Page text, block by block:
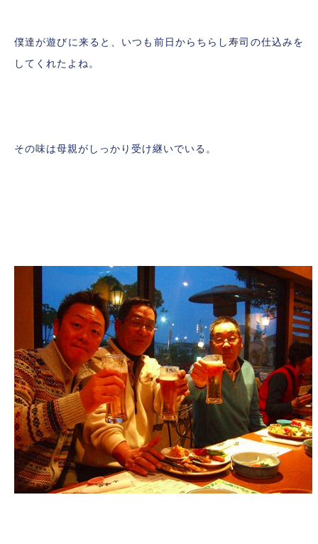
僕達が遊びに来ると、いつも前日からちらし寿司の仕込みを
してくれたよね。
その味は母親がしっかり受け継いでいる。